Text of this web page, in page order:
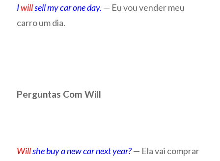
Iwillsell my car one day. — Eu vou vender meu
carro um dia.
Perguntas Com Will
Willshe buy a new car next year?— Ela vai comprar